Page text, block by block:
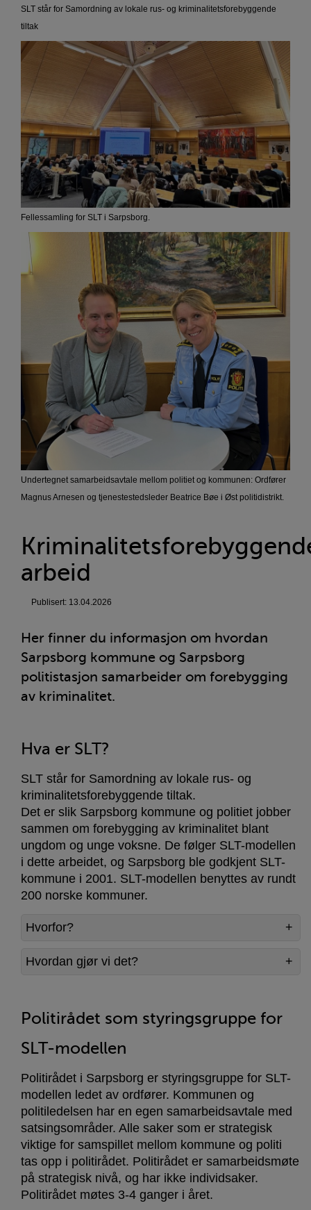
SLT står for Samordning av lokale rus- og kriminalitetsforebyggende
tiltak
Fellessamling for SLT i Sarpsborg.
Undertegnet samarbeidsavtale mellom politiet og kommunen: Ordfører
Magnus Arnesen og tjenestestedsleder Beatrice Bøe i Øst politidistrikt.
arbeid
Publisert: 13.04.2026
Her finner du informasjon om hvordan
Sarpsborg kommune og Sarpsborg
politistasjon samarbeider om forebygging
av kriminalitet.
Hva er SLT?
SLT står for Samordning av lokale rus- og
kriminalitetsforebyggende tiltak.
Det er slik Sarpsborg kommune og politiet jobber
sammen om forebygging av kriminalitet blant
ungdom og unge voksne. De følger SLT-modellen
i dette arbeidet, og Sarpsborg ble godkjent SLT-
kommune i 2001. SLT-modellen benyttes av rundt
200 norske kommuner.
Hvorfor?
Hvordan gjør vi det?
Politirådet som styringsgruppe for
SLT-modellen
Politirådet i Sarpsborg er styringsgruppe for SLT-
modellen ledet av ordfører. Kommunen og
politiledelsen har en egen samarbeidsavtale med
satsingsområder. Alle saker som er strategisk
viktige for samspillet mellom kommune og politi
tas opp i politirådet. Politirådet er samarbeidsmøte
på strategisk nivå, og har ikke individsaker.
Politirådet møtes 3-4 ganger i året.